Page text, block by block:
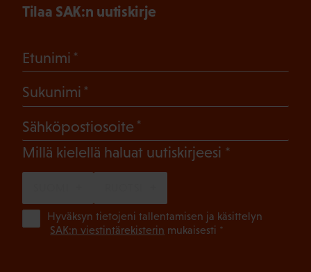
Tilaa SAK:n uutiskirje
Etunimi
Sukunimi
Sähköpostiosoite
Millä kielellä haluat uutiskirjeesi (Pakollinen)
Hyväksyn tietojeni tallentamisen ja käsittelyn
SAK:n viestintärekisterin mukaisesti *